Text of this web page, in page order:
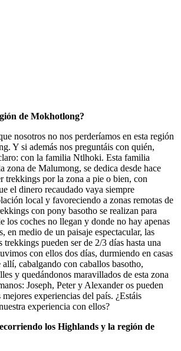
de Mokhotlong?
nosotros no nos perderíamos en esta región
Y si además nos preguntáis con quién,
con la familia Ntlhoki. Esta familia
zona de Malumong, se dedica desde hace
trekkings por la zona a pie o bien, con
el dinero recaudado vaya siempre
local y favoreciendo a zonas remotas de
con pony basotho se realizan para
los coches no llegan y donde no hay apenas
en medio de un paisaje espectacular, las
pueden ser de 2/3 días hasta una
con ellos dos días, durmiendo en casas
cabalgando con caballos basotho,
y quedándonos maravillados de esta zona
Joseph, Peter y Alexander os pueden
experiencias del país. ¿Estáis
experiencia con ellos?
los Highlands y la región de